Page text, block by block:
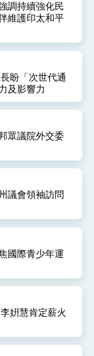
調持續強化民
維護印太和平
盼「次世代通
及影響力
眾議院外交委
議會領袖訪問
國際青少年運
姸慧肯定薪火